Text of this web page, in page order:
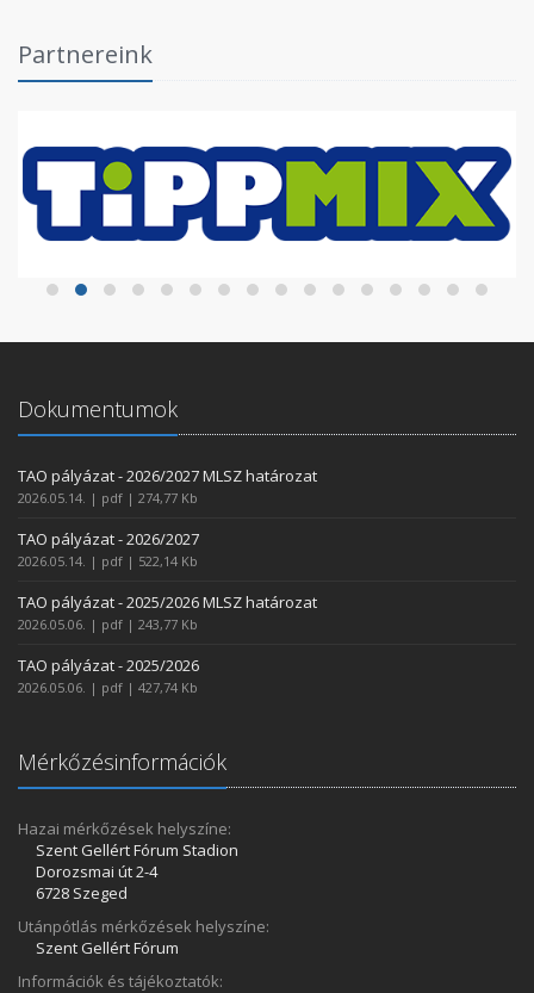
Partnereink
Dokumentumok
TAO pályázat - 2026/2027 MLSZ határozat
2026.05.14. | pdf | 274,77 Kb
TAO pályázat - 2026/2027
2026.05.14. | pdf | 522,14 Kb
TAO pályázat - 2025/2026 MLSZ határozat
2026.05.06. | pdf | 243,77 Kb
TAO pályázat - 2025/2026
2026.05.06. | pdf | 427,74 Kb
Mérkőzésinformációk
Hazai mérkőzések helyszíne:
Szent Gellért Fórum Stadion
Dorozsmai út 2-4
6728 Szeged
Utánpótlás mérkőzések helyszíne:
Szent Gellért Fórum
Információk és tájékoztatók: